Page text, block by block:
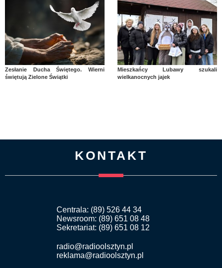
Zesłanie Ducha Świętego. Wierni
świętują Zielone Świątki
Mieszkańcy Lubawy szukali
wielkanocnych jajek
KONTAKT
Centrala: (89) 526 44 34
Newsroom: (89) 651 08 48
Sekretariat: (89) 651 08 12
radio@radioolsztyn.pl
reklama@radioolsztyn.pl